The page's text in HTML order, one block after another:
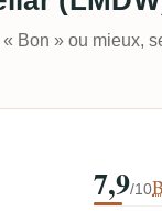
Bon » ou mieux,
7,9/10